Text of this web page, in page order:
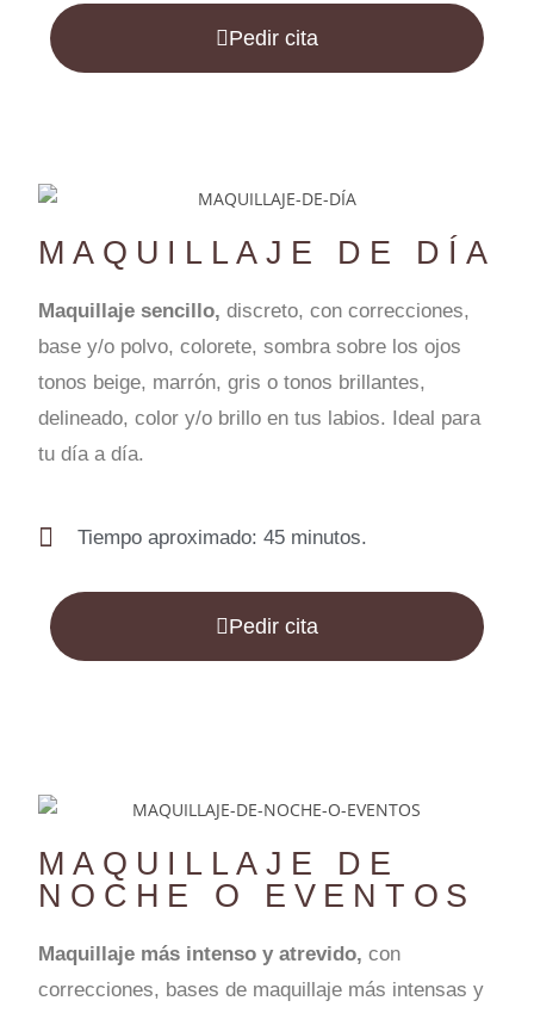
Pedir cita
MAQUILLAJE DE DÍA
Maquillaje sencillo,discreto, con correcciones,
base y/o polvo, colorete, sombra sobre los ojos
tonos beige, marrón, gris o tonos brillantes,
delineado, color y/o brillo en tus labios. Ideal para
tu día a día.
Tiempo aproximado: 45 minutos.
Pedir cita
MAQUILLAJE DE
NOCHE O EVENTOS
Maquillaje más intenso y atrevido, con
correcciones, bases de maquillaje más intensas y